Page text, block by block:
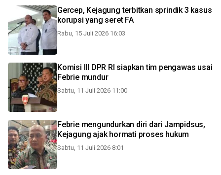
Gercep, Kejagung terbitkan sprindik 3 kasus
korupsi yang seret FA
Rabu, 15 Juli 2026 16:03
Komisi III DPR RI siapkan tim pengawas usai
Febrie mundur
Sabtu, 11 Juli 2026 11:00
Febrie mengundurkan diri dari Jampidsus,
Kejagung ajak hormati proses hukum
Sabtu, 11 Juli 2026 8:01